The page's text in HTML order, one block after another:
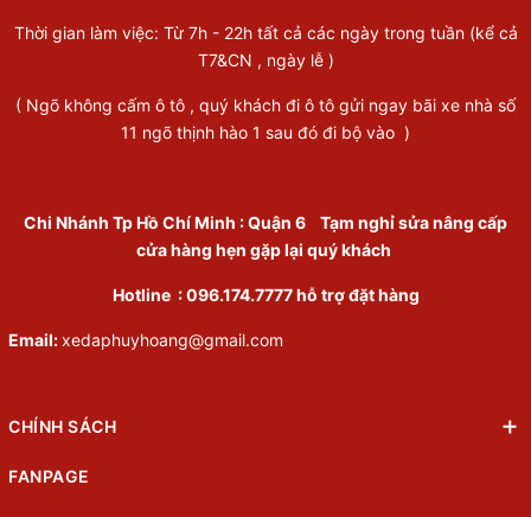
Thời gian làm việc: Từ 7h - 22h tất cả các ngày trong tuần (kể cả
T7&CN , ngày lễ )
( Ngõ không cấm ô tô , quý khách đi ô tô gửi ngay bãi xe nhà số
11 ngõ thịnh hào 1 sau đó đi bộ vào )
Chi Nhánh Tp Hồ Chí Minh :Quận 6 Tạm nghỉ sửa nâng cấp
cửa hàng hẹn gặp lại quý khách
Hotline : 096.174.7777 hỗ trợ đặt hàng
Email:xedaphuyhoang@gmail.com
CHÍNH SÁCH
FANPAGE